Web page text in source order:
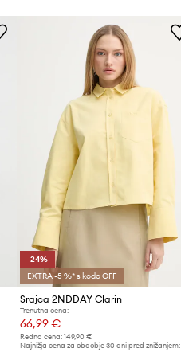
-24%
EXTRA -5 %* s kodo OFF
Srajca 2NDDAY Clarin
Trenutna cena:
66,99 €
Redna cena:149,90 €
Najnižja cena za obdobje 30 dni pred znižanjem: